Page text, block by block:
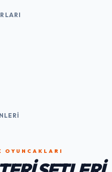
OYUNCAKLARI